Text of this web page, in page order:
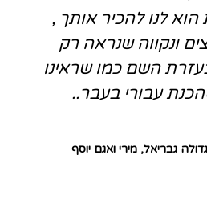
לנו להכיר אותך ,
ונקווה שנראה רק
השם כמו שראינו
עבורי בעבר..
גבריאל, מירי ואגם יוסף